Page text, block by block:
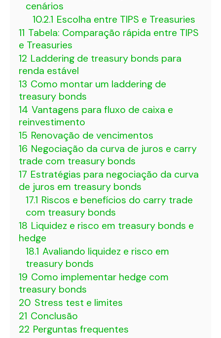
cenários
10.2.1 Escolha entre TIPS e Treasuries
11 Tabela: Comparação rápida entre TIPS
e Treasuries
12 Laddering de treasury bonds para
renda estável
13 Como montar um laddering de
treasury bonds
14 Vantagens para fluxo de caixa e
reinvestimento
15 Renovação de vencimentos
16 Negociação da curva de juros e carry
trade com treasury bonds
17 Estratégias para negociação da curva
de juros em treasury bonds
17.1 Riscos e benefícios do carry trade
com treasury bonds
18 Liquidez e risco em treasury bonds e
hedge
18.1 Avaliando liquidez e risco em
treasury bonds
19 Como implementar hedge com
treasury bonds
20 Stress test e limites
21 Conclusão
22 Perguntas frequentes